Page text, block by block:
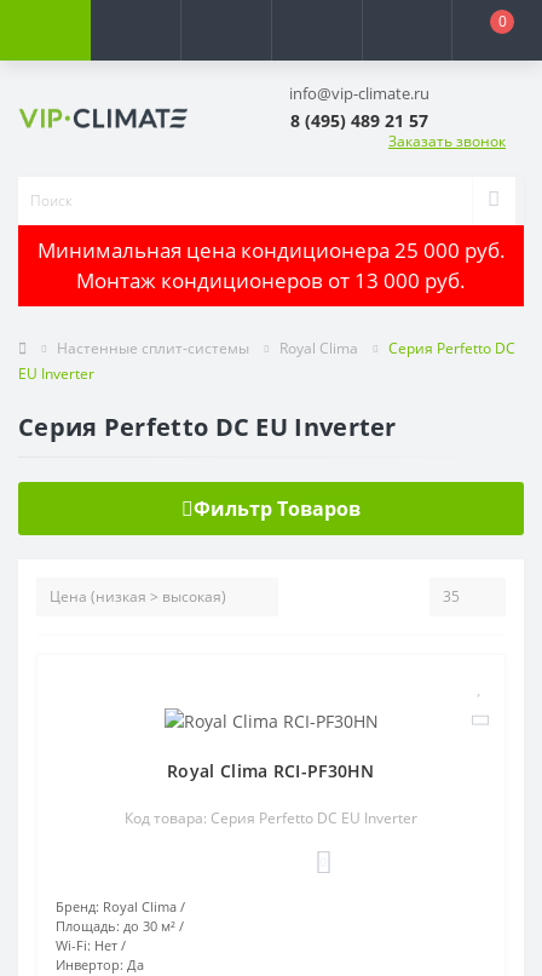
0
info@vip-climate.ru
8 (495) 489 21 57
Заказать звонок
Минимальная цена кондиционера 25 000 руб.
Монтаж кондиционеров от 13 000 руб.
Настенные сплит-системы Royal Clima
Серия Perfetto DC
EU Inverter
Серия Perfetto DC EU Inverter
Фильтр Товаров
Royal Clima RCI-PF30HN
Код товара: Серия Perfetto DC EU Inverter
Бренд: Royal Clima
Площадь: до 30 м²
Wi-Fi: Нет
Инвертор: Да